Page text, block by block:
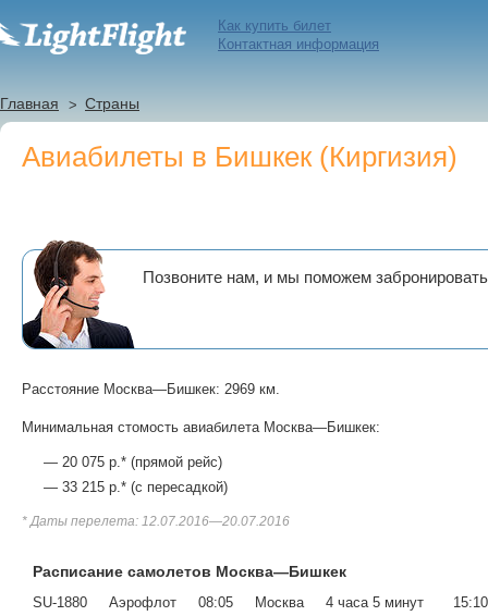
Как купить билет
Контактная информация
Главная Страны
Авиабилеты в Бишкек (Киргизия)
Позвоните нам, и мы поможем
Расстояние Москва—Бишкек: 2969 км.
Минимальная стомость авиабилета Москва—Бишкек:
— 20 075 р.* (прямой рейс)
— 33 215 р.* (с пересадкой)
* Даты перелета: 12.07.2016—20.07.2016
Расписание самолетов Москва—Бишкек
SU-1880 Аэрофлот 08:05 Москва 4 часа 5 минут
15:10